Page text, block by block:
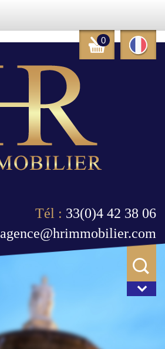
0
Tél : 33(0)4 42 38 06
agence@hrimmobilier.com